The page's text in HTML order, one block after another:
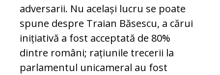
adversarii. Nu același lucru se poate
spune despre Traian Bă­sescu, a cărui
inițiativă a fost acceptată de 80%
dintre români; rațiunile trecerii la
parlamentul unicameral au fost